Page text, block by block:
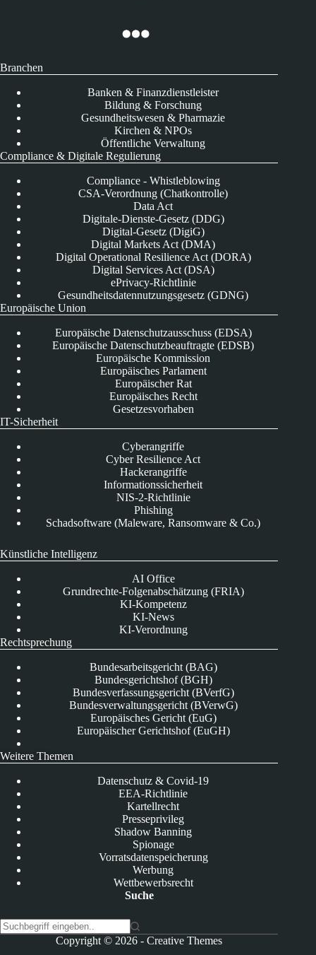
Branchen
Banken & Finanzdienstleister
Bildung & Forschung
Gesundheitswesen & Pharmazie
Kirchen & NPOs
Öffentliche Verwaltung
Compliance & Digitale Regulierung
Compliance - Whistleblowing
CSA-Verordnung (Chatkontrolle)
Data Act
Digitale-Dienste-Gesetz (DDG)
Digital-Gesetz (DigiG)
Digital Markets Act (DMA)
Digital Operational Resilience Act (DORA)
Digital Services Act (DSA)
ePrivacy-Richtlinie
Gesundheitsdatennutzungsgesetz (GDNG)
Europäische Union
Europäische Datenschutzausschuss (EDSA)
Europäische Datenschutzbeauftragte (EDSB)
Europäische Kommission
Europäisches Parlament
Europäischer Rat
Europäisches Recht
Gesetzesvorhaben
IT-Sicherheit
Cyberangriffe
Cyber Resilience Act
Hackerangriffe
Informationssicherheit
NIS-2-Richtlinie
Phishing
Schadsoftware (Maleware, Ransomware & Co.)
Künstliche Intelligenz
AI Office
Grundrechte-Folgenabschätzung (FRIA)
KI-Kompetenz
KI-News
KI-Verordnung
Rechtsprechung
Bundesarbeitsgericht (BAG)
Bundesgerichtshof (BGH)
Bundesverfassungsgericht (BVerfG)
Bundesverwaltungsgericht (BVerwG)
Europäisches Gericht (EuG)
Europäischer Gerichtshof (EuGH)
Weitere Themen
Datenschutz & Covid-19
EEA-Richtlinie
Kartellrecht
Presseprivileg
Shadow Banning
Spionage
Vorratsdatenspeicherung
Werbung
Wettbewerbsrecht
Suche
Copyright © 2026 -Creative Themes